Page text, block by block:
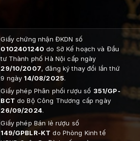
Giấy chứng nhận ĐKDN số
0102401240 do Sở Kế hoạch và Đầu
tư Thành phố Hà Nội cấp ngày
29/10/2007, đăng ký thay đổi lần thứ
9 ngày 14/08/2025.
Giấy phép Phân phối rượu số 351/GP-
BCT do Bộ Công Thương cấp ngày
26/09/2024.
Giấy phép Bán lẻ rượu số
149/GPBLR-KT do Phòng Kinh tế